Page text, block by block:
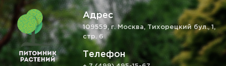
Адрес
109559, г. Москва, Тихорецкий бул., 1,
стр. 6
Телефон